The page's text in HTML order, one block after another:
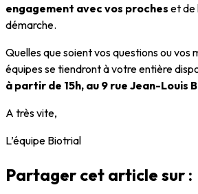
engagement avec vos proches et de
démarche.
Quelles que soient vos questions ou vos
équipes se tiendront à votre entière
à partir de 15h, au 9 rue Jean-Louis
A très vite,
L’équipe Biotrial
Partager cet article sur :